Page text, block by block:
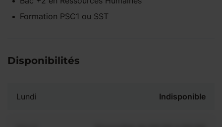
Formation PSC1 ou SST
Disponibilités
Lundi Indisponible